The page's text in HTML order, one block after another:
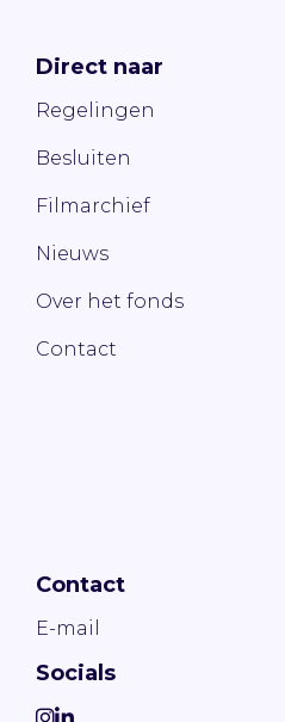
Direct naar
Regelingen
Besluiten
Filmarchief
Nieuws
Over het fonds
Contact
Contact
E-mail
Socials